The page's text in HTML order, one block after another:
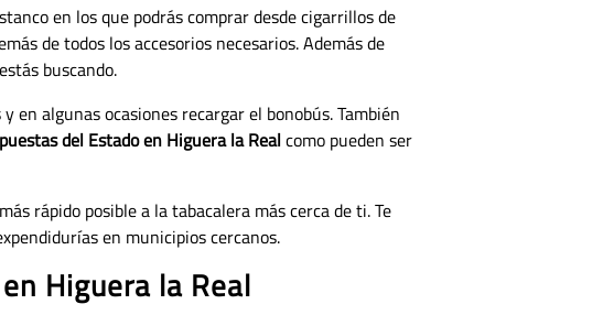
en los que podrás comprar desde cigarrillos de
de todos los accesorios necesarios.Además de
buscando.
en algunas ocasiones recargar el bonobús. También
del Estado en Higuera la Realcomo pueden ser
rápido posible a la tabacalera más cerca de ti. Te
en municipios cercanos.
Higuera la Real